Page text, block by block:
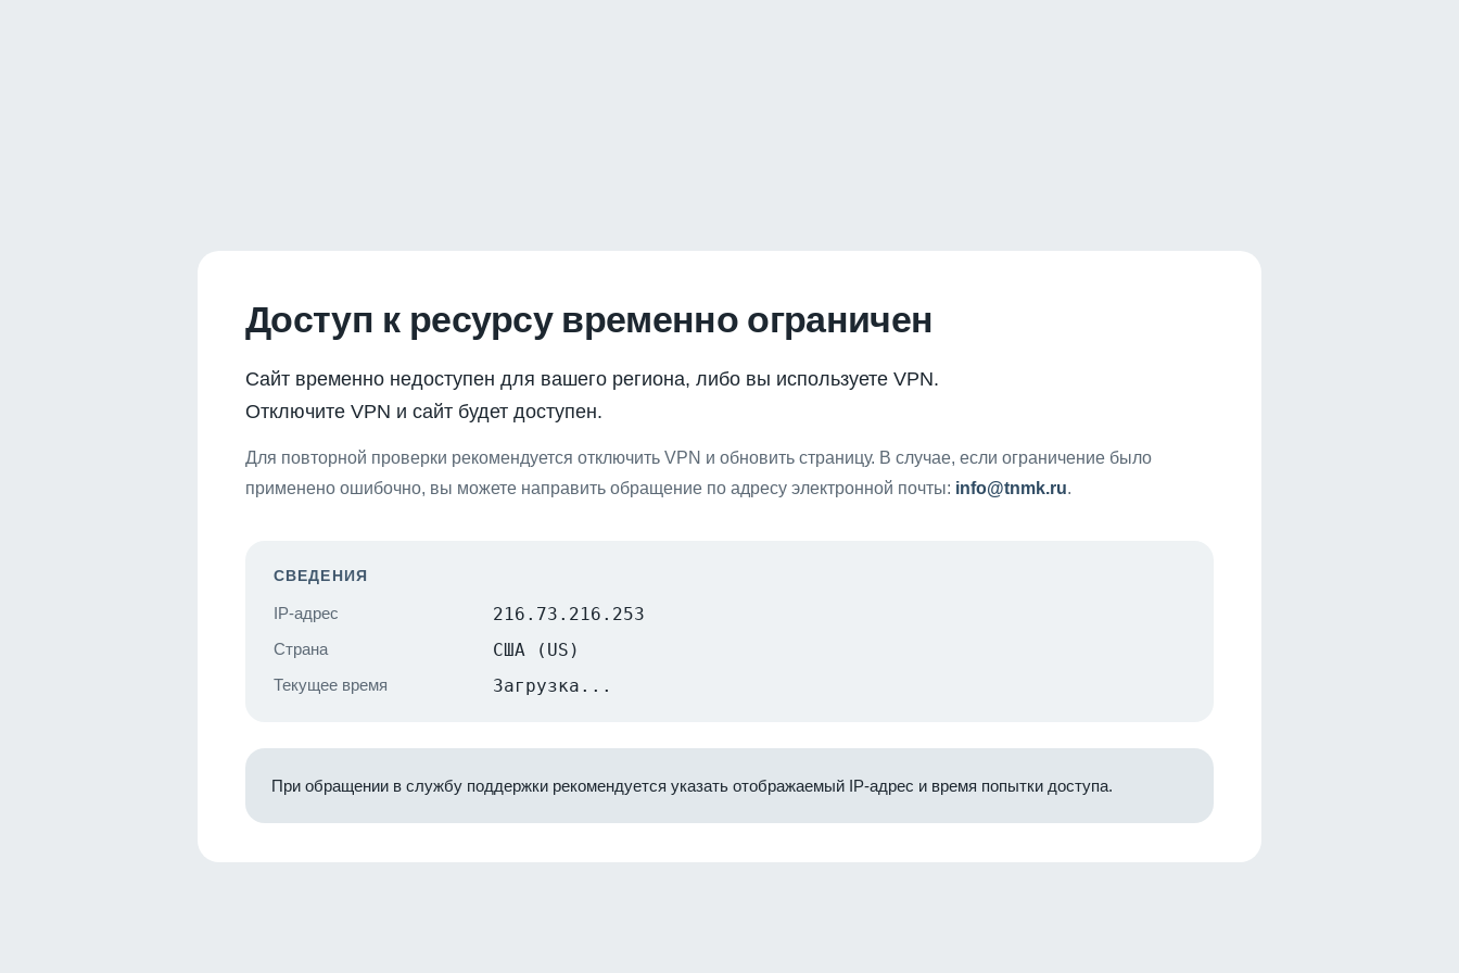
Доступ к ресурсу временно ограничен
Сайт временно недоступен для вашего региона, либо вы используете VPN.
Отключите VPN и сайт будет доступен.
Для повторной проверки рекомендуется отключить VPN и обновить страницу. В случае, если ограничение было
применено ошибочно, вы можете направить обращение по адресу электронной почты: info@tnmk.ru.
СВЕДЕНИЯ
IP-адрес 216.73.216.253
Страна США (US)
Текущее время Загрузка...
При обращении в службу поддержки рекомендуется указать отображаемый IP-адрес и время попытки доступа.